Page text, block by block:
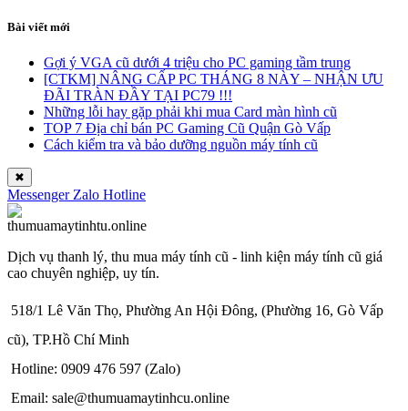
Bài viết mới
Gợi ý VGA cũ dưới 4 triệu cho PC gaming tầm trung
[CTKM] NÂNG CẤP PC THÁNG 8 NÀY – NHẬN ƯU
ĐÃI TRÀN ĐẦY TẠI PC79 !!!
Những lỗi hay gặp phải khi mua Card màn hình cũ
TOP 7 Địa chỉ bán PC Gaming Cũ Quận Gò Vấp
Cách kiểm tra và bảo dưỡng nguồn máy tính cũ
✖
Messenger Zalo Hotline
Dịch vụ thanh lý, thu mua máy tính cũ - linh kiện máy tính cũ giá
cao chuyên nghiệp, uy tín.
518/1 Lê Văn Thọ, Phường An Hội Đông, (Phường 16, Gò Vấp
cũ), TP.Hồ Chí Minh
Hotline: 0909 476 597 (Zalo)
Email: sale@thumuamaytinhcu.online